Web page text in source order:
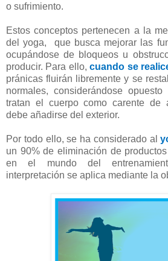
o sufrimiento.
Estos conceptos pertenecen a la
del yoga,
que busca mejorar las
ocupándose de bloqueos u
producir. Para ello,cuando se
pránicas fluirán libremente y se
normales, considerándose
tratan el cuerpo como carente de
debe añadirse del exterior.
Por todo ello, se ha considerado al
un 90% de eliminación de
en el mundo del
interpretación se aplica mediante la